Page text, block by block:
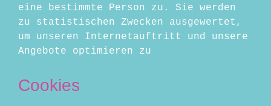
eine bestimmte Person zu. Sie werden
zu statistischen Zwecken ausgewertet,
um unseren Internetauftritt und unsere
Angebote optimieren zu
Cookies